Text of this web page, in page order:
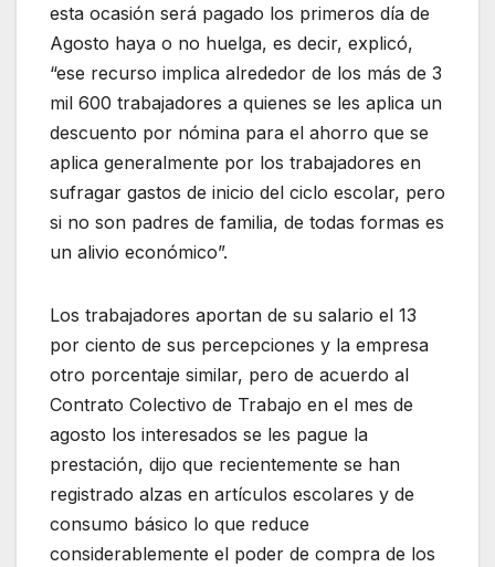
esta ocasión será pagado los primeros día de
Agosto haya o no huelga, es decir, explicó,
“ese recurso implica alrededor de los más de 3
mil 600 trabajadores a quienes se les aplica un
descuento por nómina para el ahorro que se
aplica generalmente por los trabajadores en
sufragar gastos de inicio del ciclo escolar, pero
si no son padres de familia, de todas formas es
un alivio económico”.
Los trabajadores aportan de su salario el 13
por ciento de sus percepciones y la empresa
otro porcentaje similar, pero de acuerdo al
Contrato Colectivo de Trabajo en el mes de
agosto los interesados se les pague la
prestación, dijo que recientemente se han
registrado alzas en artículos escolares y de
consumo básico lo que reduce
considerablemente el poder de compra de los